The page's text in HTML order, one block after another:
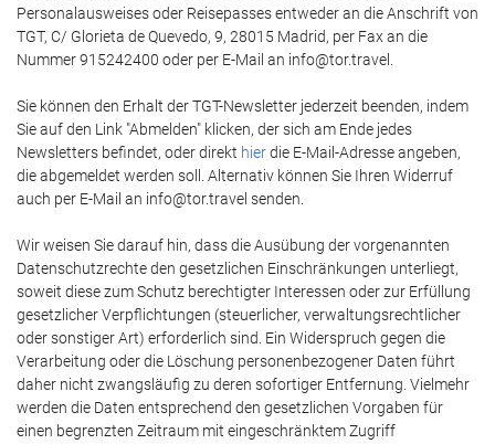
Personalausweises oder Reisepasses entweder an die Anschrift von
TGT, C/ Glorieta de Quevedo, 9, 28015 Madrid, per Fax an die
Nummer 915242400 oder per E-Mail an info@tor.travel.
Sie können den Erhalt der TGT-Newsletter jederzeit beenden, indem
Sie auf den Link "Abmelden" klicken, der sich am Ende jedes
Newsletters befindet, oder direkt hierdie E-Mail-Adresse angeben,
die abgemeldet werden soll. Alternativ können Sie Ihren Widerruf
auch per E-Mail an info@tor.travel senden.
Wir weisen Sie darauf hin, dass die Ausübung der vorgenannten
Datenschutzrechte den gesetzlichen Einschränkungen unterliegt,
soweit diese zum Schutz berechtigter Interessen oder zur Erfüllung
gesetzlicher Verpflichtungen (steuerlicher, verwaltungsrechtlicher
oder sonstiger Art) erforderlich sind. Ein Widerspruch gegen die
Verarbeitung oder die Löschung personenbezogener Daten führt
daher nicht zwangsläufig zu deren sofortiger Entfernung. Vielmehr
werden die Daten entsprechend den gesetzlichen Vorgaben für
einen begrenzten Zeitraum mit eingeschränktem Zugriff